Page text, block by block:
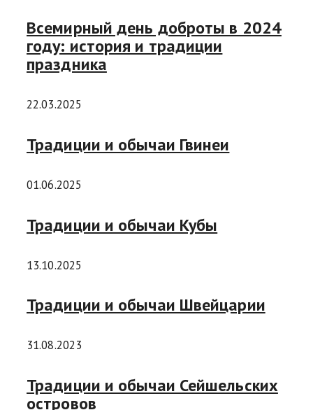
Всемирный день доброты в 2024
году: история и традиции
праздника
22.03.2025
Традиции и обычаи Гвинеи
01.06.2025
Традиции и обычаи Кубы
13.10.2025
Традиции и обычаи Швейцарии
31.08.2023
Традиции и обычаи Сейшельских
островов